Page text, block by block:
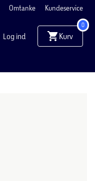
Omtanke Kundeservice
Log ind Kurv
0